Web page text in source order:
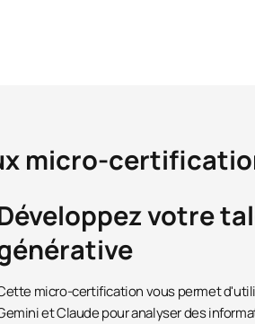
micro-
votre
micro-certification vous permet
et Claude pour analyser des